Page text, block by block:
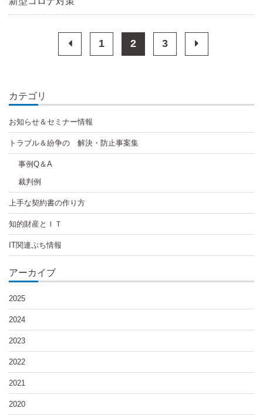
Previous
page
1 2 3
Next
page
カテゴリ
お知らせ＆セミナー情報
トラブル＆紛争の 解決・防止事案集
事例Q＆A
裁判例
上手な契約書の作り方
知的財産とＩＴ
IT関連ぷち情報
アーカイブ
2025
2024
2023
2022
2021
2020